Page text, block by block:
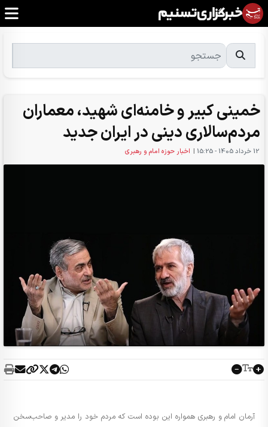
خمینی کبیر و خامنه‌ای شهید، معماران
مردم‌سالاری دینی در ایران جدید
12 خرداد 1405 - 15:25 | اخبار حوزه امام و رهبری
آرمان امام و رهبری همواره این بوده است که مردم خود را مدیر و صاحب‌سخن